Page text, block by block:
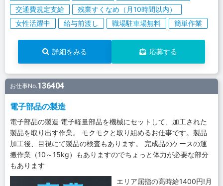
交通費規定支給
残業すくなめ（月10時間以内）
女性活躍中
給与前渡し 職場駐車場無料 簡単作業
詳細をみる 応募する
お仕事No.136404
電子部品の製造
電子部品の製造 電子軽量部品を機械にセットして、加工された
製品を取り出す作業。 モクモクと取り組めるお仕事です。製品
加工後、目視にて製品の検査もあります。 完成品のケースの運
搬作業（10～15kg）もありますのでちょっと体力が必要な部分
もあります
エリア屈指の高時給1400円!月